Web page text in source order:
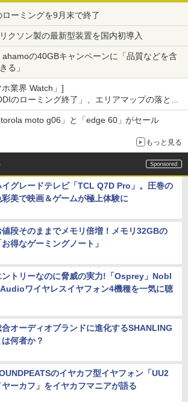
ーミングを9月末で終了
クソン製の最新型装置を国内初導入
ahamoの40GBキャンペーンに「品質などを含
る」
業界 Watch」]
のローミング終了」、エリアマップの落とし
の課題
moto g06」と「edge 60」がセール
もっと見る
イグレードテレビ「TCL Q7D Pro」。圧巻の
彩美で映画＆ゲームが極上体験に
値段そのままでメモリ倍増！メモリ32GBの
お得なゲーミングノート」
ントリーなのに脅威の実力!「Osprey」Nobl
ワイヤレスイヤフォン4機種を一気に聴
合オーディオブランドに進化するSHANLING
は何者か？
のイヤカフ型イヤフォン「UU2
ヤーカフ」をイヤカフマニアが語る